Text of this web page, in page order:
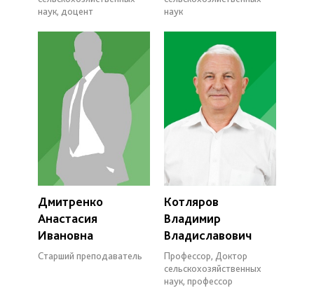
наук, доцент
наук
Дмитренко
Анастасия
Ивановна
Старший преподаватель
Котляров
Владимир
Владиславович
Профессор, Доктор
сельскохозяйственных
наук, профессор